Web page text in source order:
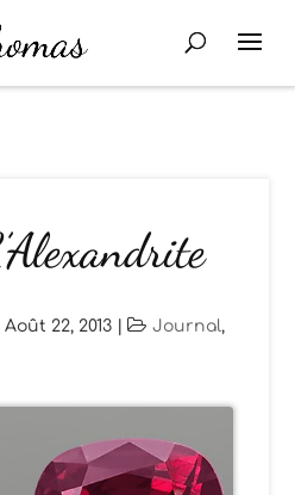
Août 22, 2013 | Journal,